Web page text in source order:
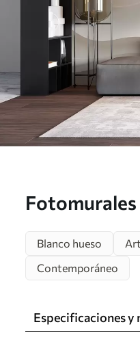
Fotomurales
Blanco hueso
Contemporáneo
Especificaciones y